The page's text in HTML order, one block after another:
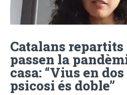
Catalans repartits
passen la
casa: “Vius en
psicosi és doble”